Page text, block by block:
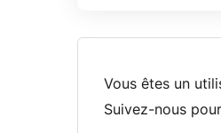
Vous êtes un
Suivez-nous